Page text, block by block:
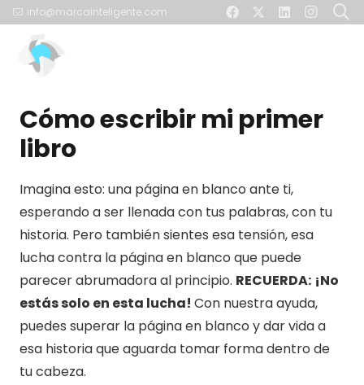
info@marcainteligente.com
Cómo escribir mi primer
libro
Imagina esto: una página en blanco ante ti,
esperando a ser llenada con tus palabras, con tu
historia. Pero también sientes esa tensión, esa
lucha contra la página en blanco que puede
parecer abrumadora al principio. RECUERDA: ¡No
estás solo en esta lucha! Con nuestra ayuda,
puedes superar la página en blanco y dar vida a
esa historia que aguarda tomar forma dentro de
tu cabeza.